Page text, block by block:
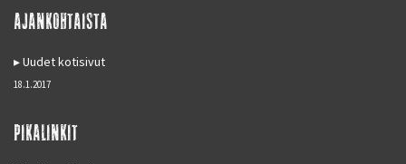
AJANKOHTAISTA
Uudet kotisivut
18.1.2017
PIKALINKIT